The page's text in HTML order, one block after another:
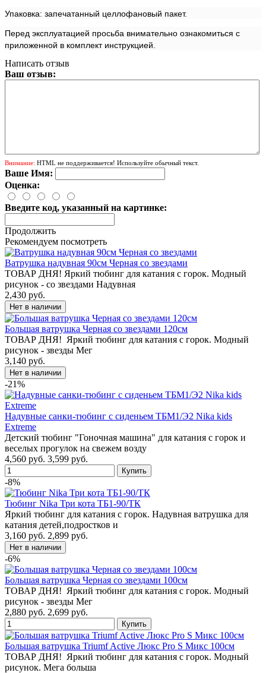
Упаковка: запечатанный целлофановый пакет.
Перед эксплуатацией просьба внимательно ознакомиться с
приложенной в комплект инструкцией.
Написать отзыв
Ваш отзыв:
Внимание: HTML не поддерживается! Используйте обычный текст.
Ваше Имя:
Оценка:
Введите код, указанный на картинке:
Продолжить
Рекомендуем посмотреть
Ватрушка надувная 90см Черная со звездами
ТОВАР ДНЯ! Яркий тюбинг для катания с горок. Модный
рисунок - со звездами Надувная
2,430 руб.
Большая ватрушка Черная со звездами 120см
ТОВАР ДНЯ! Яркий тюбинг для катания с горок. Модный
рисунок - звезды Мег
3,140 руб.
-21%
Надувные санки-тюбинг с сиденьем ТБМ1/Э2 Nika kids
Extreme
Детский тюбинг "Гоночная машина" для катания с горок и
веселых прогулок на свежем возду
4,560 руб. 3,599 руб.
-8%
Тюбинг Nika Три кота ТБ1-90/ТК
Яркий тюбинг для катания с горок. Надувная ватрушка для
катания детей,подростков и
3,160 руб. 2,899 руб.
-6%
Большая ватрушка Черная со звездами 100см
ТОВАР ДНЯ! Яркий тюбинг для катания с горок. Модный
рисунок - звезды Мег
2,880 руб. 2,699 руб.
Большая ватрушка Triumf Active Люкс Pro S Микс 100см
ТОВАР ДНЯ! Яркий тюбинг для катания с горок. Модный
рисунок. Мега больша